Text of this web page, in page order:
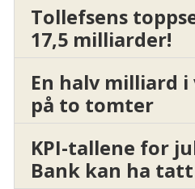
Tollefsens
17,5 milliarder!
En halv milliard
på to tomter
KPI-tallene for
Bank kan ha